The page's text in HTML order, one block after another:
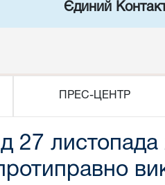
Єдиний
ПРЕС-ЦЕНТР
27 листопада